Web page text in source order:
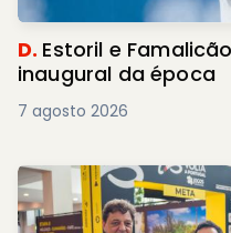
D. Estoril e
inaugural da época
7 agosto 2026